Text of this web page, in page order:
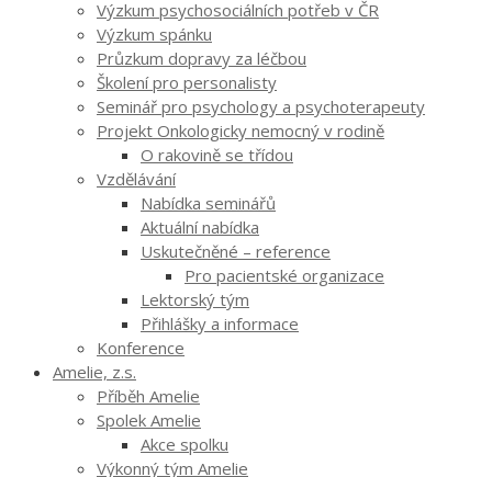
Výzkum psychosociálních potřeb v ČR
Výzkum spánku
Průzkum dopravy za léčbou
Školení pro personalisty
Seminář pro psychology a psychoterapeuty
Projekt Onkologicky nemocný v rodině
O rakovině se třídou
Vzdělávání
Nabídka seminářů
Aktuální nabídka
Uskutečněné – reference
Pro pacientské organizace
Lektorský tým
Přihlášky a informace
Konference
Amelie, z.s.
Příběh Amelie
Spolek Amelie
Akce spolku
Výkonný tým Amelie